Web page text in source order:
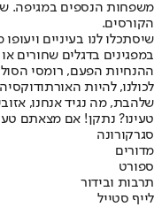
משפחות הנספים במגיפה.
הקורסים.
שיסתכלו לנו בעיניים
במפגינים בדגלים שחורים
ההנחיות הפעם, רומסי
לכולנו, להיות
שלהבת, מה נגיד אנחנו,
טעינו? נתקן! אם מצאתם
סגרקורונה
מדורים
ספורט
תרבות ובידור
לייף סטייל